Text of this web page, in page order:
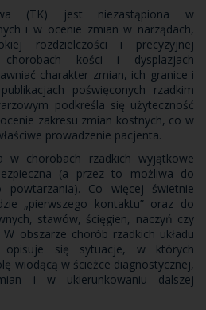
(TK) jest niezastąpiona w
i w ocenie zmian w narządach,
rozdzielczości i precyzyjnej
kości i dysplazjach
charakter zmian, ich granice i
poświęconych rzadkim
podkreśla się użyteczność
zakresu zmian kostnych, co w
prowadzenie pacjenta.
w chorobach rzadkich wyjątkowe
(a przez to możliwa do
powtarzania). Co więcej świetnie
„pierwszego kontaktu” oraz do
stawów, ścięgien, naczyń czy
obszarze chorób rzadkich układu
opisuje się sytuacje, w których
wiodącą w ścieżce diagnostycznej,
i w ukierunkowaniu dalszej